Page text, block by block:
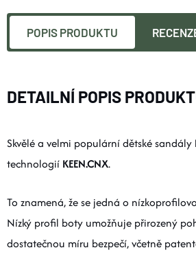
POPIS PRODUKTU
DETAILNÍ POPIS
Skvělé a velmi populární dětské sandály
technologií KEEN.CNX.
To znamená, že se jedná o
Nízký profil boty umožňuje přirozený
dostatečnou míru bezpečí, včetně